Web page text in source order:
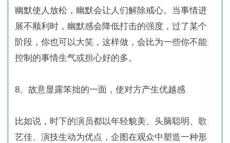
幽默使人放松，幽默会让人们解除戒心。当事情进
展不顺利时，幽默感会降低打击的强度，过了某个
阶段，你也可以大笑，这样做，会比为一些你不能
控制的事情生气或担心好的多。
8、故意显露笨拙的一面，使对方产生优越感
比如说，时下的演员都以年轻貌美、头脑聪明、歌
艺佳、演技生动为优点，企图在观众中塑造一种形